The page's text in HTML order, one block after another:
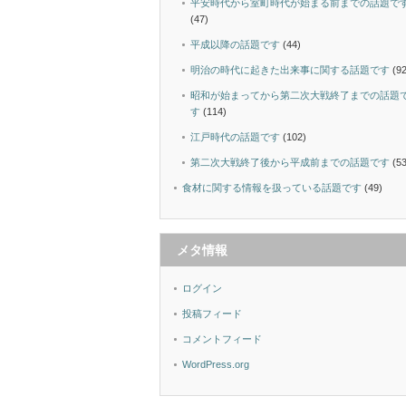
平安時代から室町時代が始まる前までの話題で
(47)
平成以降の話題です (44)
明治の時代に起きた出来事に関する話題です
昭和が始まってから第二次大戦終了までの話題
す (114)
江戸時代の話題です (102)
第二次大戦終了後から平成前までの話題です
食材に関する情報を扱っている話題です (49)
メタ情報
ログイン
投稿フィード
コメントフィード
WordPress.org